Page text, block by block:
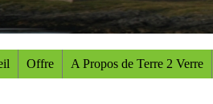
Offre A Propos de Terre 2 Verre